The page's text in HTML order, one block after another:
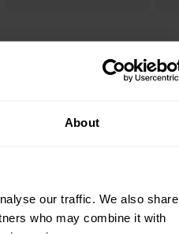
About
our traffic. We also share
who may combine it with